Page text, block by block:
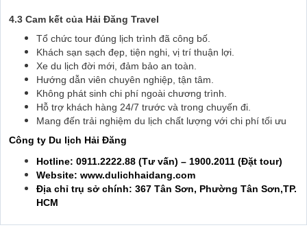
4.3 Cam kết của Hải Đăng Travel
Tổ chức tour đúng lịch trình đã công bố.
Khách sạn sạch đẹp, tiện nghi, vị trí thuận lợi.
Xe du lịch đời mới, đảm bảo an toàn.
Hướng dẫn viên chuyên nghiệp, tận tâm.
Không phát sinh chi phí ngoài chương trình.
Hỗ trợ khách hàng 24/7 trước và trong chuyến đi.
Mang đến trải nghiệm du lịch chất lượng với chi phí tối ưu
Công ty Du lịch Hải Đăng
Hotline: 0911.2222.88 (Tư vấn) – 1900.2011 (Đặt tour)
Website: www.dulichhaidang.com
Địa chỉ trụ sở chính: 367 Tân Sơn, Phường Tân Sơn,TP.
HCM